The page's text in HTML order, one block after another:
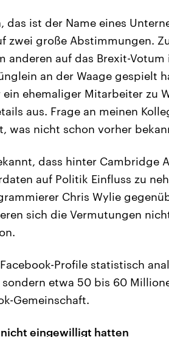
das ist der Name eines
zwei große Abstimmungen.
anderen auf das Brexit-
an der Waage gespielt
ehemaliger Mitarbeiter zu
aus. Frage an meinen
was nicht schon vorher
dass hinter Cambridge
auf Politik Einfluss zu
Chris Wylie
sich die Vermutungen
Profile statistisch
etwa 50 bis 60
Gemeinschaft.
nicht eingewilligt hatten